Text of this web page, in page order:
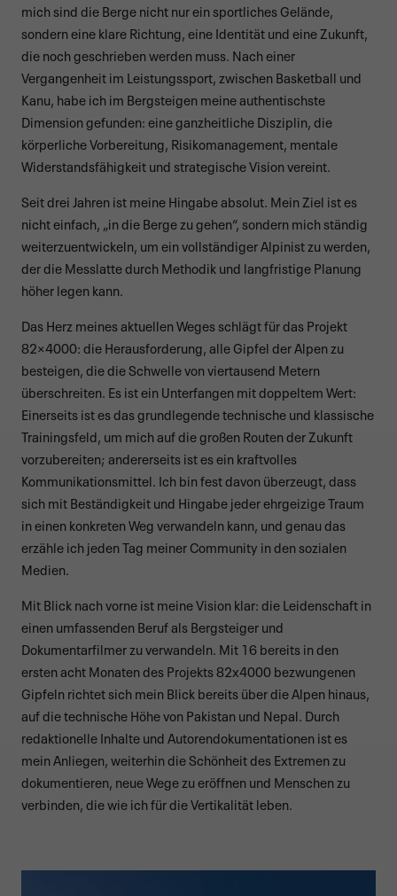
mich sind die Berge nicht nur ein sportliches Gelände,
sondern eine klare Richtung, eine Identität und eine Zukunft,
die noch geschrieben werden muss. Nach einer
Vergangenheit im Leistungssport, zwischen Basketball und
Kanu, habe ich im Bergsteigen meine authentischste
Dimension gefunden: eine ganzheitliche Disziplin, die
körperliche Vorbereitung, Risikomanagement, mentale
Widerstandsfähigkeit und strategische Vision vereint.
Seit drei Jahren ist meine Hingabe absolut. Mein Ziel ist es
nicht einfach, „in die Berge zu gehen“, sondern mich ständig
weiterzuentwickeln, um ein vollständiger Alpinist zu werden,
der die Messlatte durch Methodik und langfristige Planung
höher legen kann.
Das Herz meines aktuellen Weges schlägt für das Projekt
82×4000: die Herausforderung, alle Gipfel der Alpen zu
besteigen, die die Schwelle von viertausend Metern
überschreiten. Es ist ein Unterfangen mit doppeltem Wert:
Einerseits ist es das grundlegende technische und klassische
Trainingsfeld, um mich auf die großen Routen der Zukunft
vorzubereiten; andererseits ist es ein kraftvolles
Kommunikationsmittel. Ich bin fest davon überzeugt, dass
sich mit Beständigkeit und Hingabe jeder ehrgeizige Traum
in einen konkreten Weg verwandeln kann, und genau das
erzähle ich jeden Tag meiner Community in den sozialen
Medien.
Mit Blick nach vorne ist meine Vision klar: die Leidenschaft in
einen umfassenden Beruf als Bergsteiger und
Dokumentarfilmer zu verwandeln. Mit 16 bereits in den
ersten acht Monaten des Projekts 82x4000 bezwungenen
Gipfeln richtet sich mein Blick bereits über die Alpen hinaus,
auf die technische Höhe von Pakistan und Nepal. Durch
redaktionelle Inhalte und Autorendokumentationen ist es
mein Anliegen, weiterhin die Schönheit des Extremen zu
dokumentieren, neue Wege zu eröffnen und Menschen zu
verbinden, die wie ich für die Vertikalität leben.